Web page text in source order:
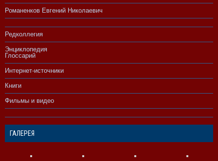
Романенков Евгений Николаевич
Редколлегия
Энциклопедия
Глоссарий
Интернет-источники
Книги
Фильмы и видео
ГАЛЕРЕЯ